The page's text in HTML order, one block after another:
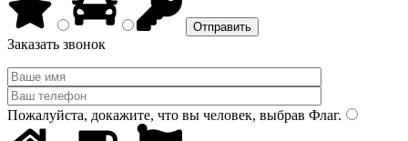
Заказать звонок
Пожалуйста, докажите, что вы человек, выбрав Флаг.